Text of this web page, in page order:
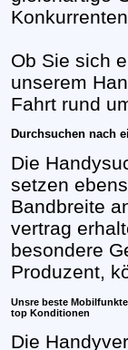
Ob Sie sich
unserem
Fahrt rund
Durchsuchen nach
Die
setzen
Bandbreite
vertrag
besondere
Produzent,
Unsre beste
top Konditionen
Die